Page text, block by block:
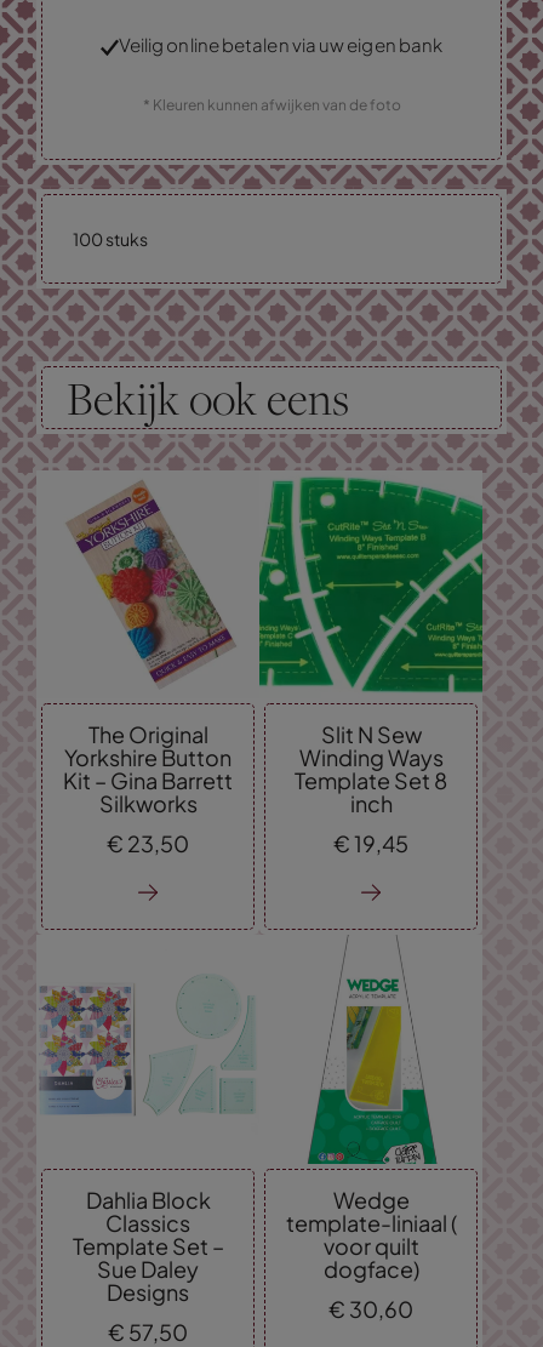
Veilig online betalen via uw eigen bank
* Kleuren kunnen afwijken van de foto
100 stuks
Bekijk ook eens
The Original
Yorkshire Button
Kit – Gina Barrett
Silkworks
€ 23,50
Slit N Sew
Winding Ways
Template Set 8
inch
€19,45
Dahlia Block
Classics
Template Set –
Sue Daley
Designs
€ 57, 50
Wedge
template-liniaal (
voor quilt
dogface)
€ 30, 60